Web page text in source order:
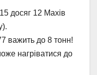
досяг 12 Махів
важить до 8 тонн!
нагріватися до